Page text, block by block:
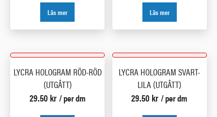
Läs mer Läs mer
LYCRA HOLOGRAM RÖD-RÖD
(UTGÅTT)
29.50 kr / per dm
LYCRA HOLOGRAM SVART-
LILA (UTGÅTT)
29.50 kr / per dm